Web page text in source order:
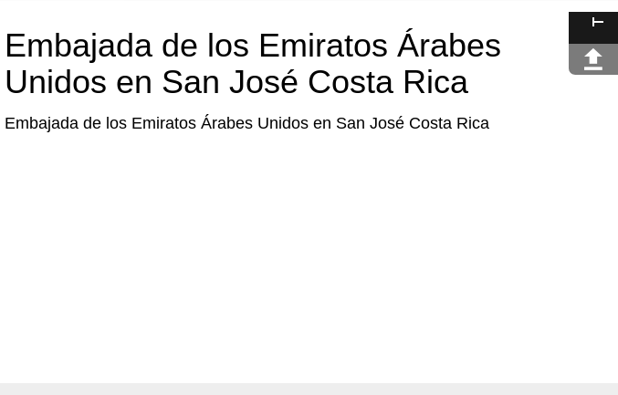
Embajada de los Emiratos Árabes
Unidos en San José Costa Rica
Embajada de los Emiratos Árabes Unidos en San José Costa Rica